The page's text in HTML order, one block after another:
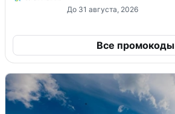
До 31 августа, 2026
Все промокоды